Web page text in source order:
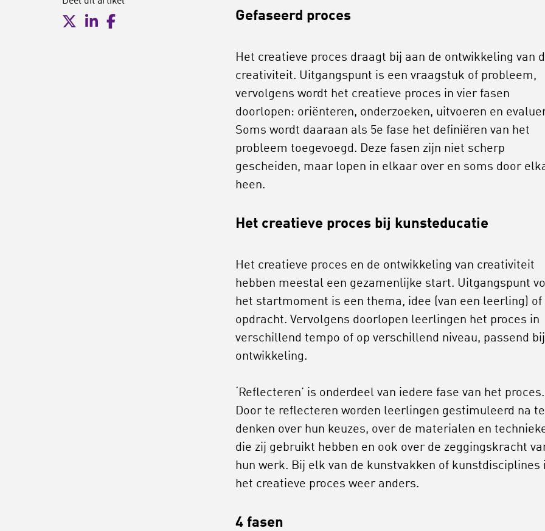
Gefaseerd proces
Het creatieve proces draagt bij aan de ontwikkeling van
creativiteit. Uitgangspunt is een vraagstuk of probleem,
vervolgens wordt het creatieve proces in vier fasen
doorlopen: oriënteren, onderzoeken, uitvoeren en
Soms wordt daaraan als 5e fase het definiëren van het
probleem toegevoegd. Deze fasen zijn niet scherp
gescheiden, maar lopen in elkaar over en soms door
heen.
Het creatieve proces bij kunsteducatie
Het creatieve proces en de ontwikkeling van creativiteit
hebben meestal een gezamenlijke start. Uitgangspunt
het startmoment is een thema, idee (van een leerling) of
opdracht. Vervolgens doorlopen leerlingen het proces in
verschillend tempo of op verschillend niveau, passend
ontwikkeling.
‘Reflecteren’ is onderdeel van iedere fase van het proces.
Door te reflecteren worden leerlingen gestimuleerd na te
denken over hun keuzes, over de materialen en
die zij gebruikt hebben en ook over de zeggingskracht
hun werk. Bij elk van de kunstvakken of kunstdisciplines
het creatieve proces weer anders.
4 fasen